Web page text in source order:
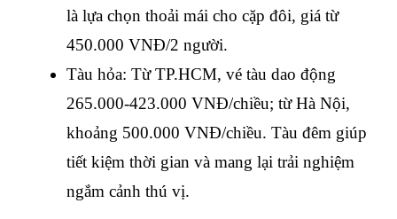
là lựa chọn thoải mái cho cặp đôi, giá từ
450.000 VNĐ/2 người.
Tàu hỏa: Từ TP.HCM, vé tàu dao động
265.000-423.000 VNĐ/chiều; từ Hà Nội,
khoảng 500.000 VNĐ/chiều. Tàu đêm giúp
tiết kiệm thời gian và mang lại trải nghiệm
ngắm cảnh thú vị.